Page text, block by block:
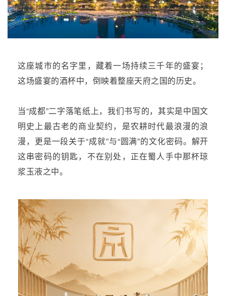
这座城市的名字里，藏着一场持续三千年的盛宴；
这场盛宴的酒杯中，倒映着整座天府之国的历史。
当“成都”二字落笔纸上，我们书写的，其实是中国文
明史上最古老的商业契约，是农耕时代最浪漫的浪
漫，更是一段关于“成就”与“圆满”的文化密码。解开
这串密码的钥匙，不在别处，正在蜀人手中那杯琼
浆玉液之中。